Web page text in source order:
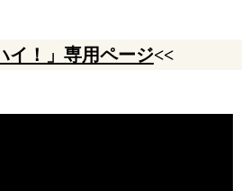
イ！」専用ページ<<